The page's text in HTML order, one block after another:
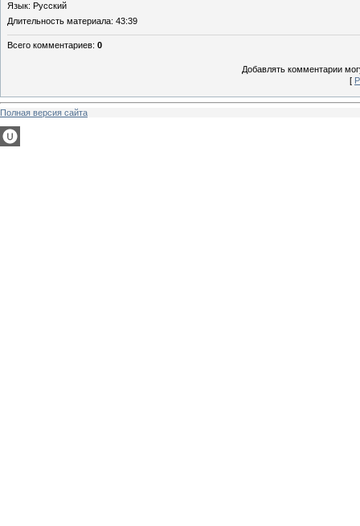
Язык: Русский
Длительность материала: 43:39
Всего комментариев: 0
Добавлять комментарии
[
Полная версия сайта